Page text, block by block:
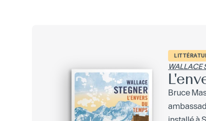
WALLACE
Bruce